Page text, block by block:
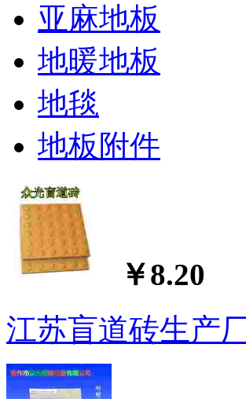
亚麻地板
地暖地板
地毯
地板附件
￥8.20
江苏盲道砖生产